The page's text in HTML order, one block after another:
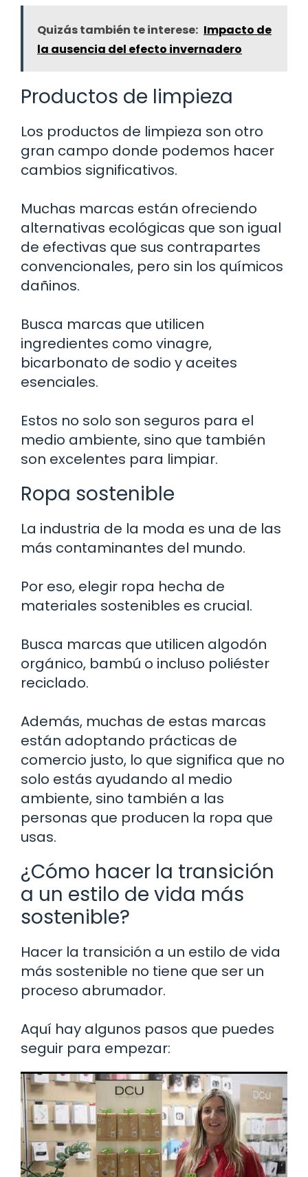
Quizás también te interese: Impacto de
la ausencia del efecto invernadero
Productos de limpieza
Los productos de limpieza son otro
gran campo donde podemos hacer
cambios significativos.
Muchas marcas están ofreciendo
alternativas ecológicas que son igual
de efectivas que sus contrapartes
convencionales, pero sin los químicos
dañinos.
Busca marcas que utilicen
ingredientes como vinagre,
bicarbonato de sodio y aceites
esenciales.
Estos no solo son seguros para el
medio ambiente, sino que también
son excelentes para limpiar.
Ropa sostenible
La industria de la moda es una de las
más contaminantes del mundo.
Por eso, elegir ropa hecha de
materiales sostenibles es crucial.
Busca marcas que utilicen algodón
orgánico, bambú o incluso poliéster
reciclado.
Además, muchas de estas marcas
están adoptando prácticas de
comercio justo, lo que significa que no
solo estás ayudando al medio
ambiente, sino también a las
personas que producen la ropa que
usas.
¿Cómo hacer la transición
a un estilo de vida más
sostenible?
Hacer la transición a un estilo de vida
más sostenible no tiene que ser un
proceso abrumador.
Aquí hay algunos pasos que puedes
seguir para empezar: